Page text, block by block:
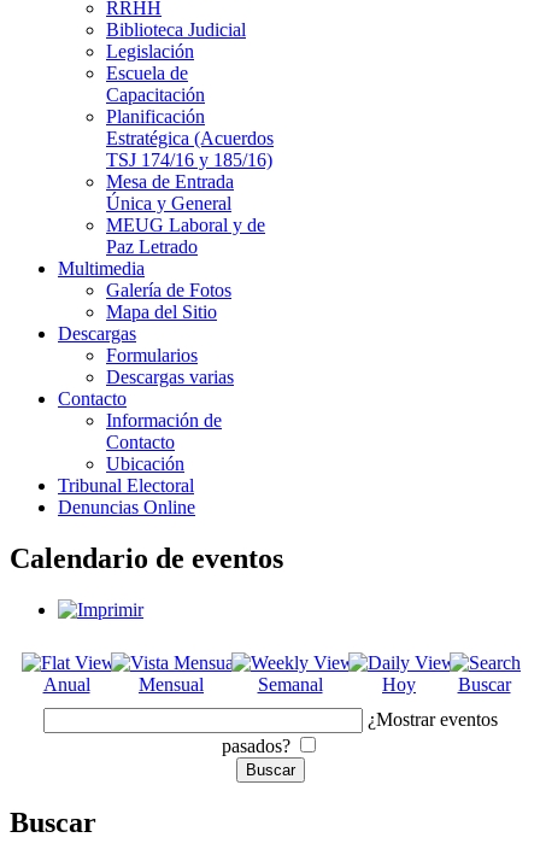
RRHH
Biblioteca Judicial
Legislación
Escuela de
Capacitación
Planificación
Estratégica (Acuerdos
TSJ 174/16 y 185/16)
Mesa de Entrada
Única y General
MEUG Laboral y de
Paz Letrado
Multimedia
Galería de Fotos
Mapa del Sitio
Descargas
Formularios
Descargas varias
Contacto
Información de
Contacto
Ubicación
Tribunal Electoral
Denuncias Online
Calendario de eventos
Anual Mensual Semanal Hoy
Buscar
¿Mostrar eventos
pasados?
Buscar